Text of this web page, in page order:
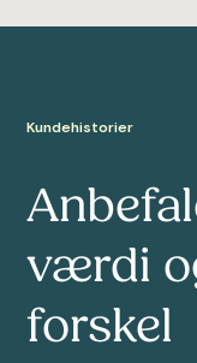
Kundehistorier
værdi
forskel